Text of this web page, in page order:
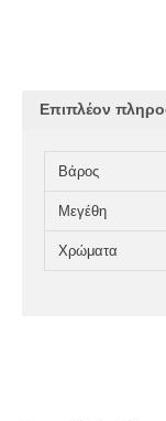
Επιπλέον
Βάρος
Μεγέθη
Χρώματα